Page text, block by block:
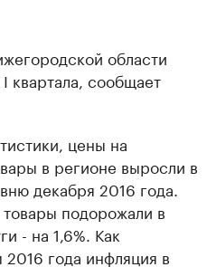
области
квартала, сообщает
цены на
в регионе выросли в
декабря 2016 года.
подорожали в
- на 1,6%. Как
2016 года инфляция в